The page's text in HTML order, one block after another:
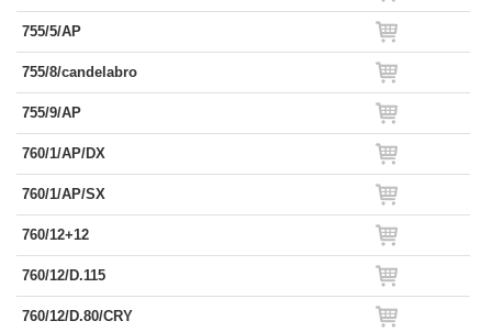
755/5/AP
755/8/candelabro
755/9/AP
760/1/AP/DX
760/1/AP/SX
760/12+12
760/12/D.115
760/12/D.80/CRY